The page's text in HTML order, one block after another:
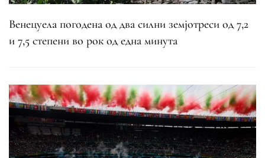
Венецуела погодена од два силни земјотреси од 7,2
и 7,5 степени во рок од една минута